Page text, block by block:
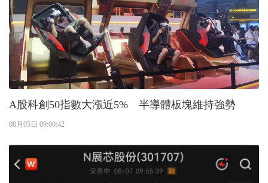
A股科創50指數大漲近5% 半導體板塊維持強勢
08月05日 09:00:42